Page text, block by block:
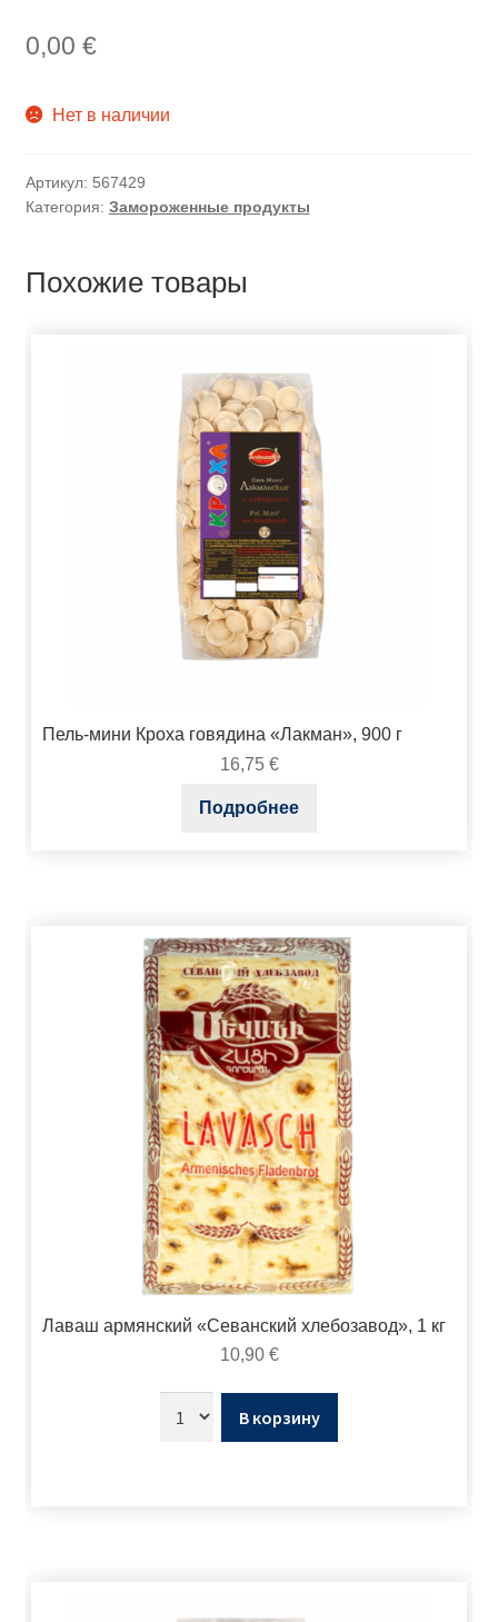
0,00 €
Нет в наличии
Артикул: 567429
Категория: Замороженные продукты
Похожие товары
Пель-мини Кроха говядина «Лакман», 900 г
16,75 €
Подробнее
Лаваш армянский «Севанский хлебозавод», 1 кг
10,90 €
В корзину